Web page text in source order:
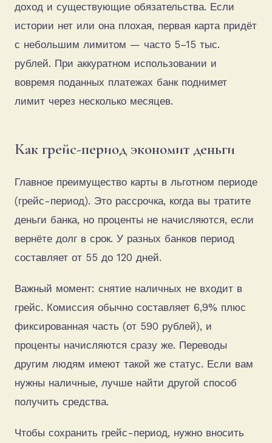
доход и существующие обязательства. Если
истории нет или она плохая, первая карта придёт
с небольшим лимитом — часто 5–15 тыс.
рублей. При аккуратном использовании и
вовремя поданных платежах банк поднимет
лимит через несколько месяцев.
Как грейс-период экономит деньги
Главное преимущество карты в льготном периоде
(грейс-период). Это рассрочка, когда вы тратите
деньги банка, но проценты не начисляются, если
вернёте долг в срок. У разных банков период
составляет от 55 до 120 дней.
Важный момент: снятие наличных не входит в
грейс. Комиссия обычно составляет 6,9% плюс
фиксированная часть (от 590 рублей), и
проценты начисляются сразу же. Переводы
другим людям имеют такой же статус. Если вам
нужны наличные, лучше найти другой способ
получить средства.
Чтобы сохранить грейс-период, нужно вносить